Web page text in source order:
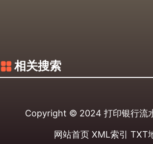
相关搜索
Copyright © 2024 打印银行流
网站首页 XML索引 TXT